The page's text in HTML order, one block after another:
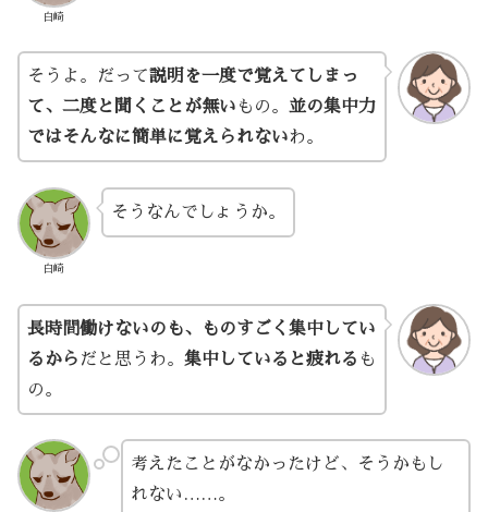
白崎
そうよ。だって説明を一度で覚えてしまっ
て、二度と聞くことが無い もの。 並の集中力
ではそんなに簡単に覚えられないわ。
白崎
そうなんでしょうか。
長時間働けないのも、ものすごく集中してい
るから だと思うわ。 集中していると疲れる も
の。
考えたことがなかったけど、そうかもし
れない……。